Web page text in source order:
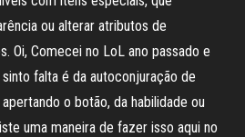
ou alterar atributos de
Oi, Comecei no LoL ano passado e
falta é da autoconjuração de
o botão, da habilidade ou
uma maneira de fazer isso aqui no